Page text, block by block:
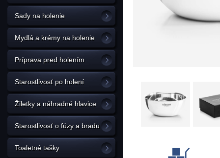
Sady na holenie
Mydlá a krémy na holenie
Príprava pred holením
Starostlivosť po holení
Žiletky a náhradné hlavice
Starostlivosť o fúzy a bradu
Toaletné tašky